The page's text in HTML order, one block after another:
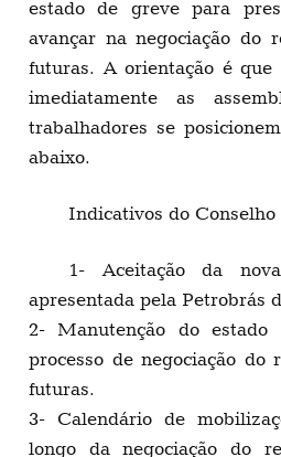
estado de greve para
avançar na negociação do
futuras. A orientação é que
imediatamente as
trabalhadores se
abaixo.
Indicativos do
1- Aceitação da
apresentada pela Petrobrás
2- Manutenção do
processo de negociação do
futuras.
3- Calendário de
longo da negociação do